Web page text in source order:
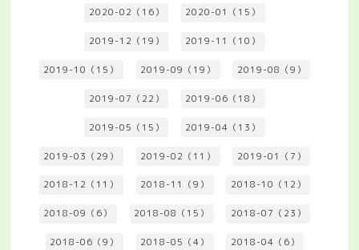
2020-02（16） 2020-01（15）
2019-12（19） 2019-11（10）
2019-10（15） 2019-09（19） 2019-08（9）
2019-07（22） 2019-06（18）
2019-05（15） 2019-04（13）
2019-03（29） 2019-02（11） 2019-01（7）
2018-12（11） 2018-11（9） 2018-10（12）
2018-09（6） 2018-08（15） 2018-07（23）
2018-06（9） 2018-05（4） 2018-04（6）